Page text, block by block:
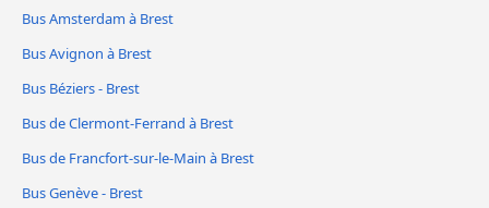
Bus Amsterdam à Brest
Bus Avignon à Brest
Bus Béziers - Brest
Bus de Clermont-Ferrand à Brest
Bus de Francfort-sur-le-Main à Brest
Bus Genève - Brest